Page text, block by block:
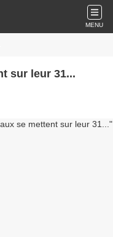
MENU
sur leur 31...